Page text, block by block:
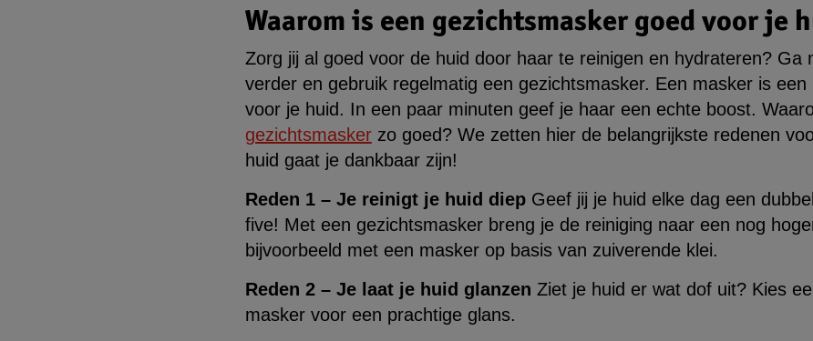
Waarom is een gezichtsmasker goed voor je
Zorg jij al goed voor de huid door haar te reinigen en hydrateren? Ga
verder en gebruik regelmatig een gezichtsmasker. Een masker is een
voor je huid. In een paar minuten geef je haar een echte boost.
gezichtsmaskerzo goed? We zetten hier de belangrijkste redenen
huid gaat je dankbaar zijn!
Reden 1 – Je reinigt je huid diepGeef jij je huid elke dag een
five! Met een gezichtsmasker breng je de reiniging naar een nog
bijvoorbeeld met een masker op basis van zuiverende klei.
Reden 2 – Je laat je huid glanzen Ziet je huid er wat dof uit? Kies
masker voor een prachtige glans.